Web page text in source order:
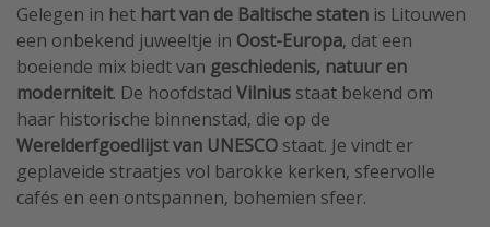
Gelegen in het hart van de Baltische staten is Litouwen
een onbekend juweeltje in Oost-Europa, dat een
boeiende mix biedt van geschiedenis, natuur en
moderniteit. De hoofdstad Vilnius staat bekend om
haar historische binnenstad, die op de
Werelderfgoedlijst van UNESCO staat. Je vindt er
geplaveide straatjes vol barokke kerken, sfeervolle
cafés en een ontspannen, bohemien sfeer.